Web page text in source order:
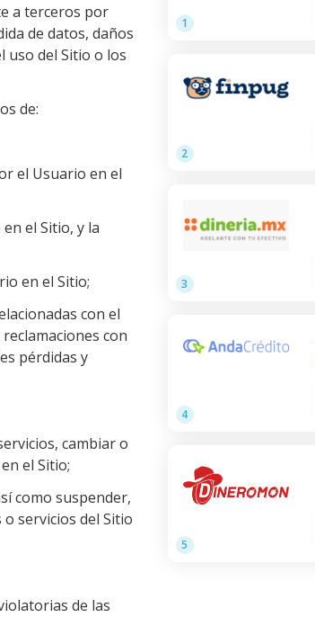
a terceros por
de datos, daños
uso del Sitio o los
de:
el Usuario en el
el Sitio, y la
en el Sitio;
con el
con
pérdidas y
cambiar o
el Sitio;
como suspender,
servicios del Sitio
de las
1
2
3
4
5